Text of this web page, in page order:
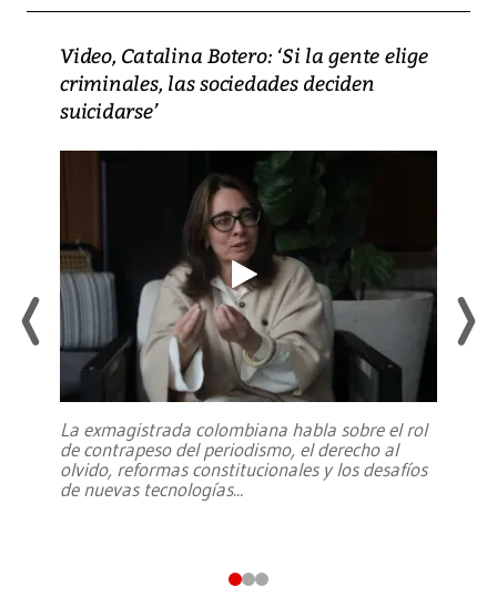
Video, Catalina Botero: ‘Si la gente elige
criminales, las sociedades deciden
suicidarse’
La exmagistrada colombiana habla sobre el rol
de contrapeso del periodismo, el derecho al
olvido, reformas constitucionales y los desafíos
de nuevas tecnologías...